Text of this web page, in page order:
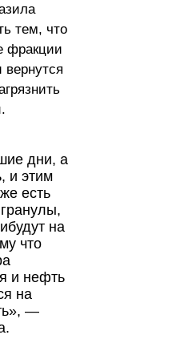
тем, что
фракции
вернутся
дни, а
и этим
есть
на
что
и нефть
на
—